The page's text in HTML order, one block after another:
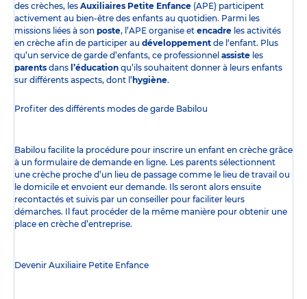
des crèches, les Auxiliaires Petite Enfance (APE) participent
activement au bien-être des enfants au quotidien. Parmi les
missions liées à son poste, l’APE organise et encadre les activités
en crèche afin de participer au développement de l‘enfant. Plus
qu’un service de garde d’enfants, ce professionnel assiste les
parents dans l’éducation qu’ils souhaitent donner à leurs enfants
sur différents aspects, dont l’ hygiène.
Profiter des différents modes de garde Babilou
Babilou facilite la procédure pour inscrire un enfant en crèche grâce
à un formulaire de demande en ligne. Les parents sélectionnent
une crèche proche d’un lieu de passage comme le lieu de travail ou
le domicile et envoient eur demande. Ils seront alors ensuite
recontactés et suivis par un conseiller pour faciliter leurs
démarches. Il faut procéder de la même manière pour obtenir une
place en crèche d’entreprise.
Devenir Auxiliaire Petite Enfance